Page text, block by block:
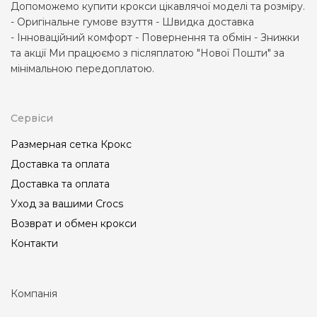
Допоможемо купити крокси цікавлячої моделі та розміру.
- Оригінальне гумове взуття - Швидка доставка
- Інноваційний комфорт - Повернення та обмін - Знижки
та акції Ми працюємо з післяплатою "Нової Пошти" за
мінімальною передоплатою.
Сервіси
Размерная сетка Крокс
Доставка та оплата
Доставка та оплата
Уход за вашими Crocs
Возврат и обмен крокси
Контакти
Компанія